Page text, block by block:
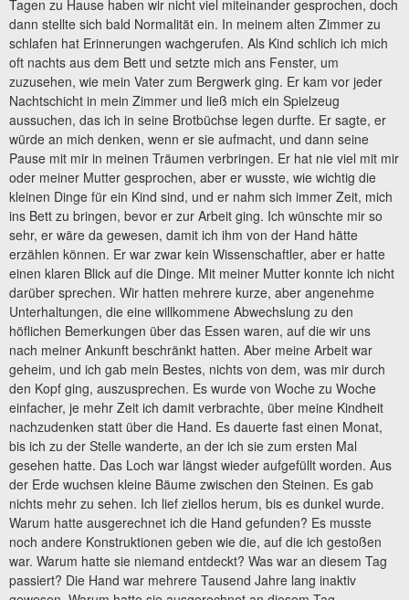
Tagen zu Hause haben wir nicht viel miteinander gesprochen, doch
dann stellte sich bald Normalität ein. In meinem alten Zimmer zu
schlafen hat Erinnerungen wachgerufen. Als Kind schlich ich mich
oft nachts aus dem Bett und setzte mich ans Fenster, um
zuzusehen, wie mein Vater zum Bergwerk ging. Er kam vor jeder
Nachtschicht in mein Zimmer und ließ mich ein Spielzeug
aussuchen, das ich in seine Brotbüchse legen durfte. Er sagte, er
würde an mich denken, wenn er sie aufmacht, und dann seine
Pause mit mir in meinen Träumen verbringen. Er hat nie viel mit mir
oder meiner Mutter gesprochen, aber er wusste, wie wichtig die
kleinen Dinge für ein Kind sind, und er nahm sich immer Zeit, mich
ins Bett zu bringen, bevor er zur Arbeit ging. Ich wünschte mir so
sehr, er wäre da gewesen, damit ich ihm von der Hand hätte
erzählen können. Er war zwar kein Wissenschaftler, aber er hatte
einen klaren Blick auf die Dinge. Mit meiner Mutter konnte ich nicht
darüber sprechen. Wir hatten mehrere kurze, aber angenehme
Unterhaltungen, die eine willkommene Abwechslung zu den
höflichen Bemerkungen über das Essen waren, auf die wir uns
nach meiner Ankunft beschränkt hatten. Aber meine Arbeit war
geheim, und ich gab mein Bestes, nichts von dem, was mir durch
den Kopf ging, auszusprechen. Es wurde von Woche zu Woche
einfacher, je mehr Zeit ich damit verbrachte, über meine Kindheit
nachzudenken statt über die Hand. Es dauerte fast einen Monat,
bis ich zu der Stelle wanderte, an der ich sie zum ersten Mal
gesehen hatte. Das Loch war längst wieder aufgefüllt worden. Aus
der Erde wuchsen kleine Bäume zwischen den Steinen. Es gab
nichts mehr zu sehen. Ich lief ziellos herum, bis es dunkel wurde.
Warum hatte ausgerechnet ich die Hand gefunden? Es musste
noch andere Konstruktionen geben wie die, auf die ich gestoßen
war. Warum hatte sie niemand entdeckt? Was war an diesem Tag
passiert? Die Hand war mehrere Tausend Jahre lang inaktiv